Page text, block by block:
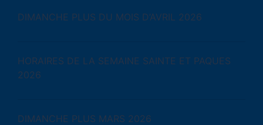
DIMANCHE PLUS DU MOIS D’AVRIL 2026
HORAIRES DE LA SEMAINE SAINTE ET PAQUES
2026
DIMANCHE PLUS MARS 2026